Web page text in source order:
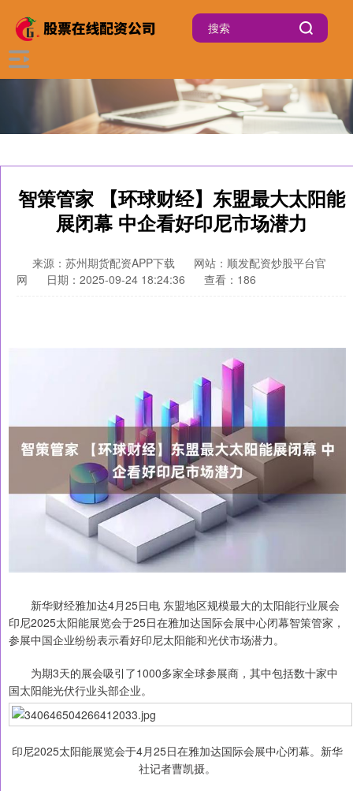
智策管家 【环球财经】东盟最大太阳能
展闭幕 中企看好印尼市场潜力
来源：苏州期货配资APP下载
网站：顺发配资炒股平台官
网
日期：2025-09-24 18:24:36 查看：186
新华财经雅加达4月25日电 东盟地区规模最大的太阳能行业展会
印尼2025太阳能展览会于25日在雅加达国际会展中心闭幕智策管家，
参展中国企业纷纷表示看好印尼太阳能和光伏市场潜力。
为期3天的展会吸引了1000多家全球参展商，其中包括数十家中
国太阳能光伏行业头部企业。
印尼2025太阳能展览会于4月25日在雅加达国际会展中心闭幕。新华
社记者曹凯摄。